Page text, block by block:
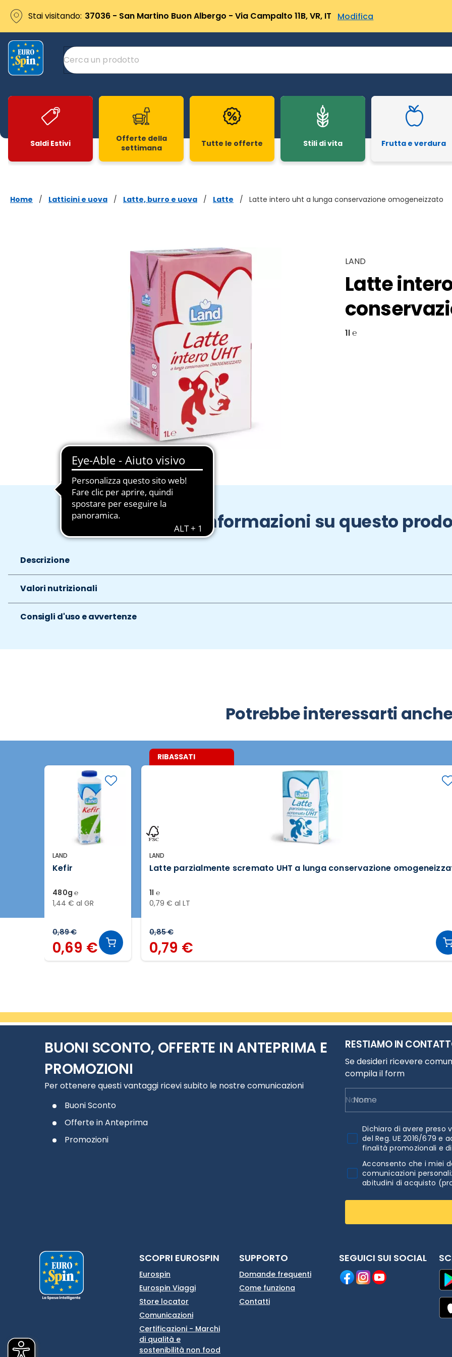
Stai visitando: 37036 - San Martino Buon Albergo - Via Campalto 11B, VR, IT Modifica
Saldi Estivi
Offerte della
settimana
Tutte le offerte Stili di vita Frutta e verdura
Home / Latticini e uova / Latte, burro e uova / Latte / Latte intero uht a lunga conservazione omogeneizzato
LAND
Latte
1l ℮
Informazioni su questo
Descrizione
Valori nutrizionali
Consigli d'uso e avvertenze
Potrebbe interessarti
LAND
Kefir
480g ℮
1,44 € al GR
0,89 €
0,69 €
LAND
Latte parzialmente scremato UHT a lunga conservazione
1l ℮
0,79 € al LT
RIBASSATI
0,85 €
0,79 €
BUONI SCONTO, OFFERTE IN ANTEPRIMA E
PROMOZIONI
Per ottenere questi vantaggi ricevi subito le nostre comunicazioni
Buoni Sconto
Offerte in Anteprima
Promozioni
RESTIAMO IN
Se desideri ricevere
compila il form
Nome
Dichiaro di avere preso
del Reg. UE 2016/679
finalità promozionali e
Acconsento che i miei
comunicazioni
abitudini di acquisto
SCOPRI EUROSPIN
Eurospin
Eurospin Viaggi
Store locator
Comunicazioni
Certificazioni - Marchi
di qualità e
sostenibilità non food
SUPPORTO
Domande frequenti
Come funziona
Contatti
SEGUICI SUI SOCIAL